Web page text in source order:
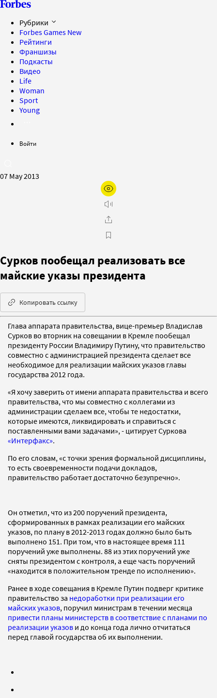
Рубрики
Forbes Games New
Рейтинги
Франшизы
Подкасты
Видео
Life
Woman
Sport
Young
Войти
07 May 2013
Сурков пообещал реализовать все
майские указы президента
Копировать ссылку
Глава аппарата правительства, вице-премьер Владислав
Сурков во вторник на совещании в Кремле пообещал
президенту России Владимиру Путину, что правительство
совместно с администрацией президента сделает все
необходимое для реализации майских указов главы
государства 2012 года.
«Я хочу заверить от имени аппарата правительства и всего
правительства, что мы совместно с коллегами из
администрации сделаем все, чтобы те недостатки,
которые имеются, ликвидировать и справиться с
поставленными вами задачами», - цитирует Суркова
«Интерфакс».
По его словам, «с точки зрения формальной дисциплины,
то есть своевременности подачи докладов,
правительство работает достаточно безупречно».
Он отметил, что из 200 поручений президента,
сформированных в рамках реализации его майских
указов, по плану в 2012-2013 годах должно было быть
выполнено 151. При том, что в настоящее время 111
поручений уже выполнены. 88 из этих поручений уже
сняты президентом с контроля, а еще часть поручений
«находится в положительном тренде по исполнению».
Ранее в ходе совещания в Кремле Путин подверг критике
правительство за недоработки при реализации его
майских указов, поручил министрам в течении месяца
привести планы министерств в соответствие с планами по
реализации указов и до конца года лично отчитаться
перед главой государства об их выполнении.